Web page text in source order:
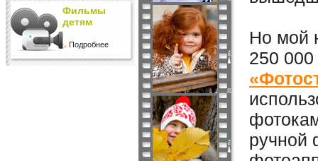
Фильмы
детям
Подробнее
Но мой
250
ручной